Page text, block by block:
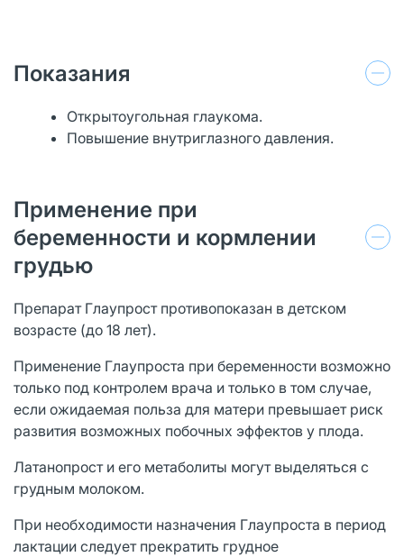
Показания
Открытоугольная глаукома.
Повышение внутриглазного давления.
Применение при
беременности и кормлении
грудью
Препарат Глаупрост противопоказан в детском
возрасте (до 18 лет).
Применение Глаупроста при беременности возможно
только под контролем врача и только в том случае,
если ожидаемая польза для матери превышает риск
развития возможных побочных эффектов у плода.
Латанопрост и его метаболиты могут выделяться с
грудным молоком.
При необходимости назначения Глаупроста в период
лактации следует прекратить грудное